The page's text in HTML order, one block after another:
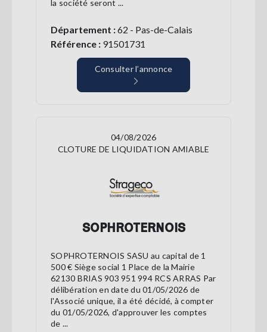
la société seront ...
Département :62 - Pas-de-Calais
Référence : 91501731
Consulter l’annonce
04/08/2026
CLOTURE DE LIQUIDATION AMIABLE
SOPHROTERNOIS
SOPHROTERNOIS SASU au capital de 1
500 € Siège social 1 Place de la Mairie
62130 BRIAS 903 951 994 RCS ARRAS Par
délibération en date du 01/05/2026 de
l'Associé unique, il a été décidé, à compter
du 01/05/2026, d'approuver les comptes
de ...